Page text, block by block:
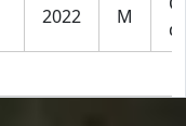
2022 M